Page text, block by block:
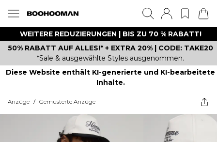
WEITERE REDUZIERUNGEN | BIS ZU 70 % RABATT!
50% RABATT AUF ALLES!* + EXTRA 20% | CODE: TAKE20
*Sale & ausgewählte Styles ausgenommen.
Diese Website enthält KI-generierte und KI-bearbeitete
Inhalte.
Anzüge / Gemusterte Anzüge